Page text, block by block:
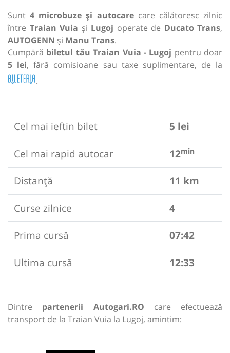
Sunt4 microbuze și autocarecare călătoresc zilnic
între Traian Vuia și Lugoj operate de Ducato Trans,
AUTOGENN și Manu Trans.
Cumpără biletul tău Traian Vuia - Lugoj pentru doar
5 lei, fără comisioane sau taxe suplimentare, de la
.
Cel mai ieftin bilet
5 lei
Cel mai rapid autocar
12min
Distanță
11 km
Curse zilnice
4
Prima cursă
07:42
Ultima cursă
12:33
Dintre partenerii Autogari.RO care efectuează
transport de la Traian Vuia la Lugoj, amintim: